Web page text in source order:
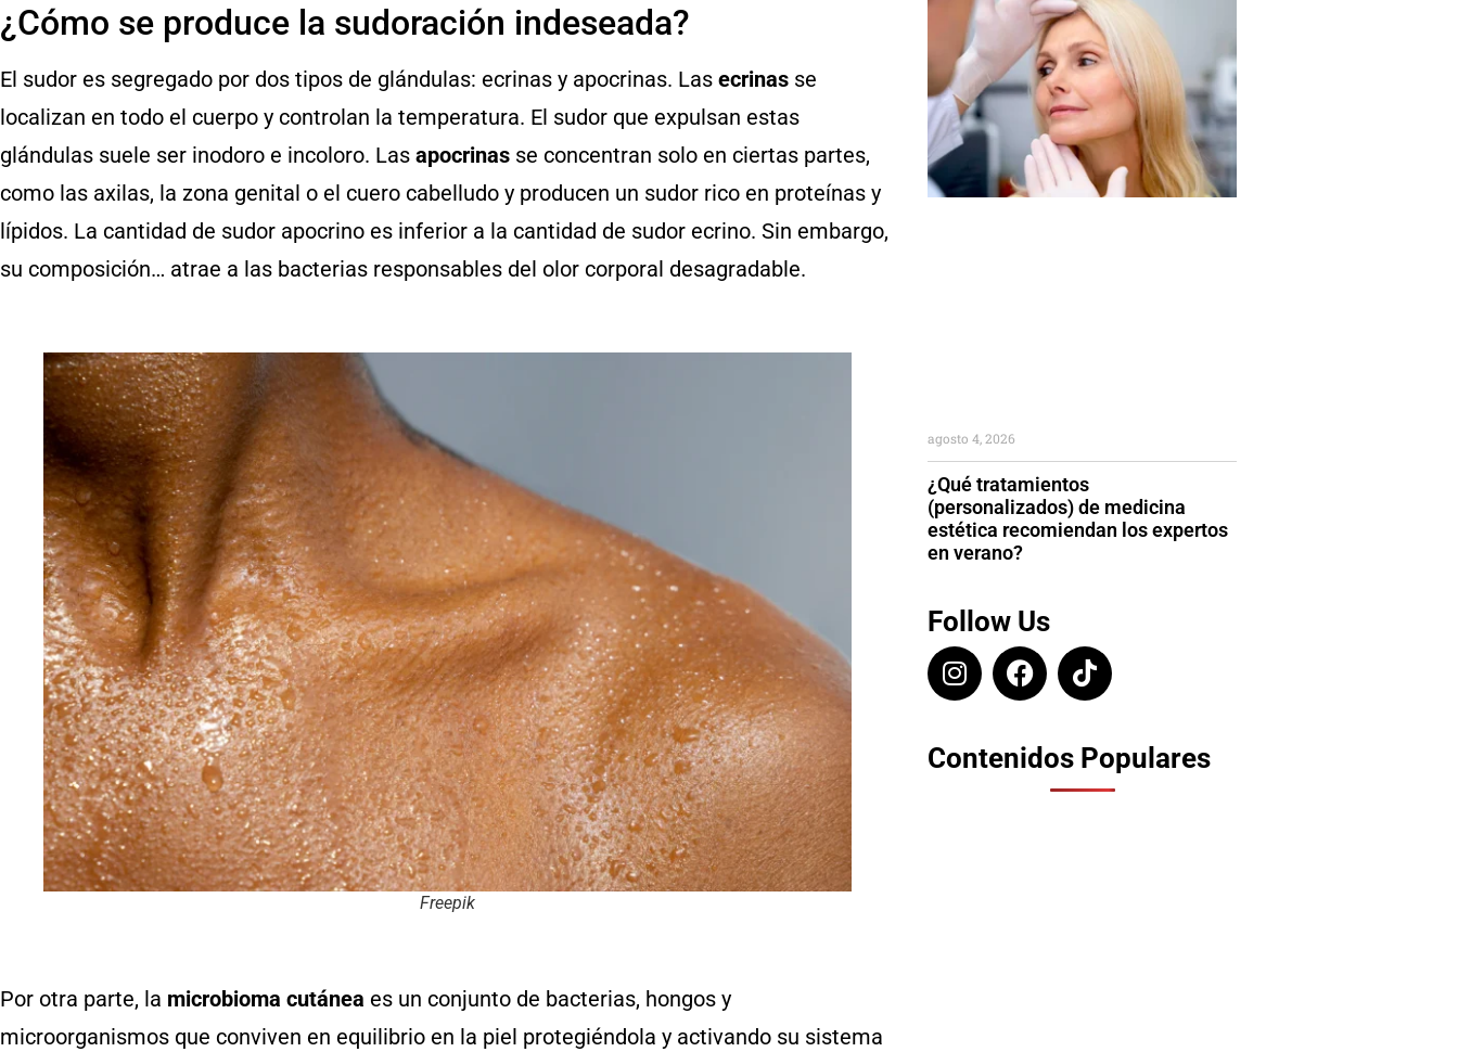
¿Cómo se produce la sudoración indeseada?
El sudor es segregado por dos tipos de glándulas: ecrinas y apocrinas. Las ecrinas se
localizan en todo el cuerpo y controlan la temperatura. El sudor que expulsan estas
glándulas suele ser inodoro e incoloro. Las apocrinas se concentran solo en ciertas partes,
como las axilas, la zona genital o el cuero cabelludo y producen un sudor rico en proteínas y
lípidos. La cantidad de sudor apocrino es inferior a la cantidad de sudor ecrino. Sin embargo,
su composición… atrae a las bacterias responsables del olor corporal desagradable.
Freepik
Por otra parte, la microbioma cutánea es un conjunto de bacterias, hongos y
microorganismos que conviven en equilibrio en la piel protegiéndola y activando su sistema
¿Qué tratamientos
(personalizados) de medicina
estética recomiendan los expertos
en verano?
agosto 4, 2026
Follow Us
Contenidos Populares